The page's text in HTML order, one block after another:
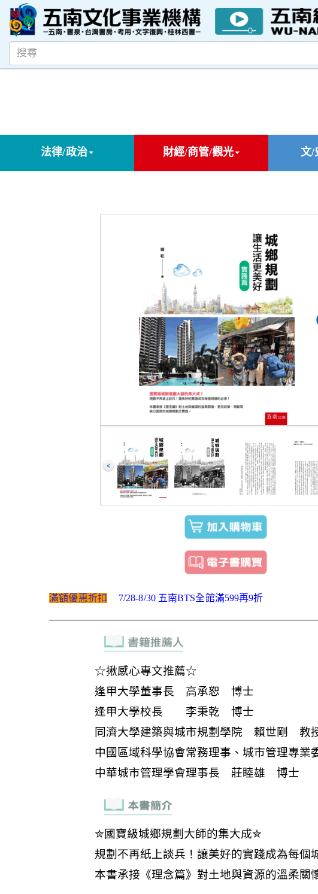
法律/政治 財經/商管/觀光 文/
滿額優惠折扣 7/28-8/30 五南BTS全館滿599再9折